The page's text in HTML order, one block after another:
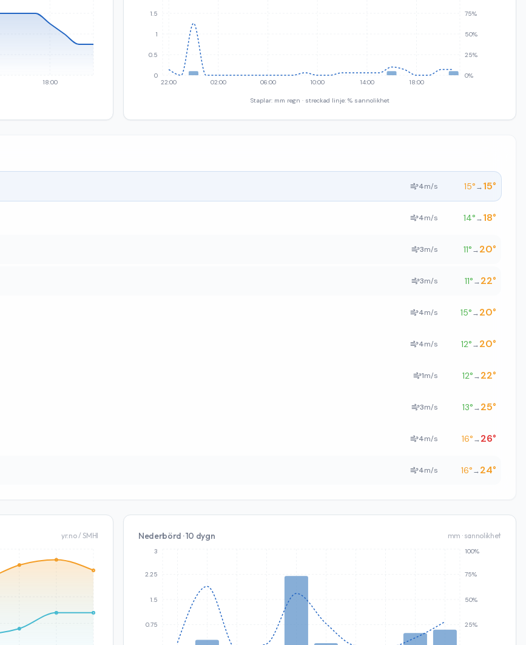
18:00 22:00 02:00 06:00 10:00 14:00 18:00
0
0.5
1
1.5
0%
25%
50%
75%
Staplar: mm regn · streckad linje: % sannolikhet
4m/s 15°→15°
4m/s 14°→18°
3m/s 11°→20°
3m/s 11°→22°
4m/s 15°→20°
4m/s 12°→20°
1m/s 12°→22°
3m/s 13°→25°
4m/s 16°→26°
4m/s 16°→24°
yr.no / SMHI Nederbörd · 10 dygn mm · sannolikhet
0.75
1.5
2.25
3
25%
50%
75%
100%